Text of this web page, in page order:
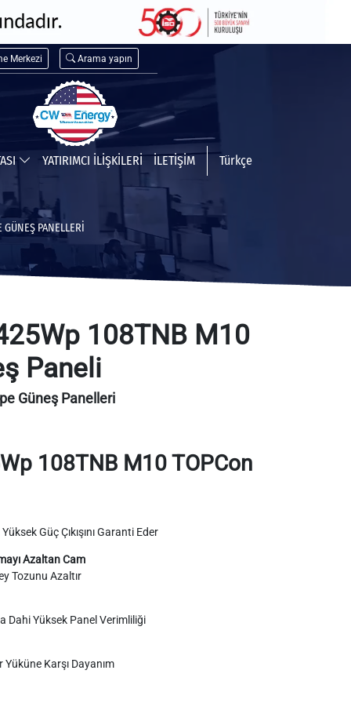
Merkezi Arama yapın
YATIRIMCI İLİŞKİLERİ İLETİŞİM Türkçe
GÜNEŞ PANELLERI
108TNB M10
Paneli
Güneş Panelleri
108TNB M10 TOPCon
Güç Çıkışını Garanti Eder
Azaltan Cam
Tozunu Azaltır
Dahi Yüksek Panel Verimliliği
Karşı Dayanım